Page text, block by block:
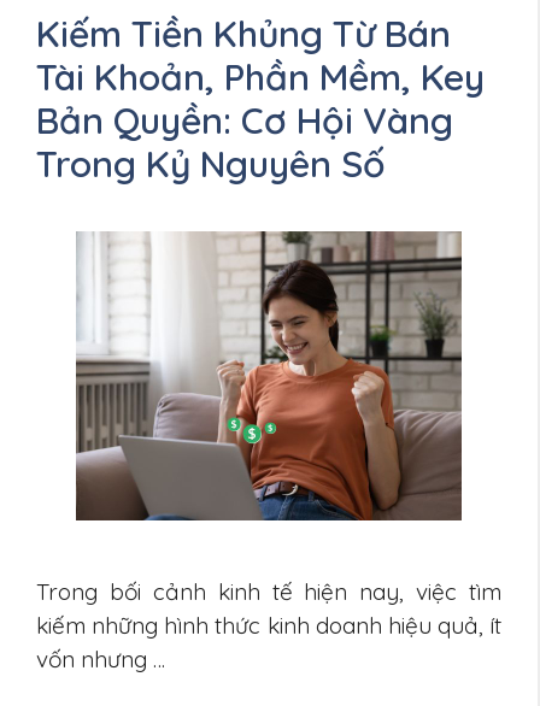
Kiếm Tiền Khủng Từ Bán
Tài Khoản, Phần Mềm, Key
Bản Quyền: Cơ Hội Vàng
Trong Kỷ Nguyên Số
Trong bối cảnh kinh tế hiện nay, việc tìm
kiếm những hình thức kinh doanh hiệu quả, ít
vốn nhưng …